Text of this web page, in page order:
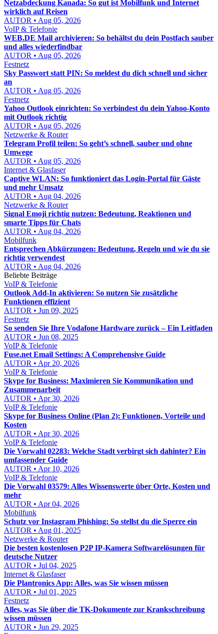
Netzabdeckung Kanada: So gut ist Mobilfunk und Internet
wirklich auf Reisen
AUTOR • Aug 05, 2026
VoIP & Telefonie
WEB.DE Mail archivieren: So behältst du dein Postfach sauber
und alles wiederfindbar
AUTOR • Aug 05, 2026
Festnetz
Sky Passwort statt PIN: So meldest du dich schnell und sicher
an
AUTOR • Aug 05, 2026
Festnetz
Yahoo Outlook einrichten: So verbindest du dein Yahoo-Konto
mit Outlook richtig
AUTOR • Aug 05, 2026
Netzwerke & Router
Telegram Profil teilen: So geht’s schnell, sauber und ohne
Umwege
AUTOR • Aug 05, 2026
Internet & Glasfaser
Captive WLAN: So funktioniert das Login-Portal für Gäste
und mehr Umsatz
AUTOR • Aug 04, 2026
Netzwerke & Router
Signal Emoji richtig nutzen: Bedeutung, Reaktionen und
smarte Tipps für Chats
AUTOR • Aug 04, 2026
Mobilfunk
Entsprechen Abkürzungen: Bedeutung, Regeln und wie du sie
richtig verwendest
AUTOR • Aug 04, 2026
Beliebte Beiträge
VoIP & Telefonie
Outlook Add-In aktivieren: So nutzen Sie zusätzliche
Funktionen effizient
AUTOR • Jun 09, 2025
Festnetz
So senden Sie Ihre Vodafone Hardware zurück – Ein Leitfaden
AUTOR • Jun 08, 2025
VoIP & Telefonie
Fuse.net Email Settings: A Comprehensive Guide
AUTOR • Apr 20, 2026
VoIP & Telefonie
Skype for Business: Maximieren Sie Kommunikation und
Zusammenarbeit
AUTOR • Apr 30, 2026
VoIP & Telefonie
Skype for Business Online (Plan 2): Funktionen, Vorteile und
Kosten
AUTOR • Apr 30, 2026
VoIP & Telefonie
Die Vorwahl 02283: Welche Stadt verbirgt sich dahinter? Ein
umfassender Guide
AUTOR • Apr 10, 2026
VoIP & Telefonie
Die Vorwahl 03579: Alles Wissenswerte über Orte, Kosten und
mehr
AUTOR • Apr 04, 2026
Mobilfunk
Schutz vor Instagram Phishing: So stellst du die Sperre ein
AUTOR • Aug 01, 2025
Netzwerke & Router
Die besten kostenlosen P2P IP-Kamera Softwarelösungen für
deutsche Nutzer
AUTOR • Jul 04, 2025
Internet & Glasfaser
Die Plantronics App: Alles, was Sie wissen müssen
AUTOR • Jul 01, 2025
Festnetz
Alles, was Sie über die TK-Dokumente zur Krankschreibung
wissen müssen
AUTOR • Jun 29, 2025